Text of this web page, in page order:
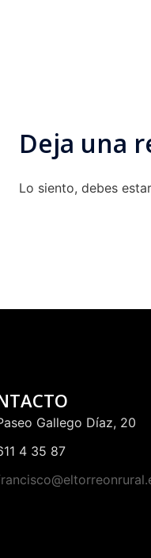
Deja una
Lo siento, debes estar
Gallego Díaz, 20
4 35 87